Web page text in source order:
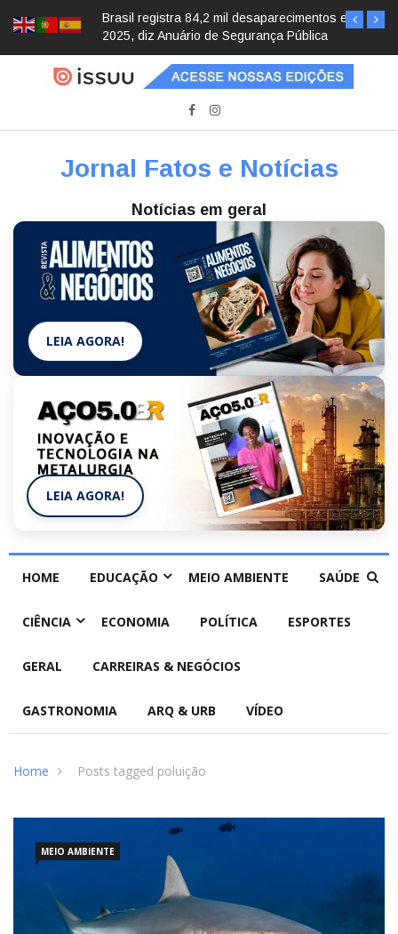
Brasil registra 84,2 mil desaparecimentos em
2025, diz Anuário de Segurança Pública
Jornal Fatos e Notícias
Notícias em geral
LEIA AGORA!
LEIA AGORA!
HOME EDUCAÇÃO MEIO AMBIENTE SAÚDE
CIÊNCIA ECONOMIA POLÍTICA ESPORTES
GERAL CARREIRAS & NEGÓCIOS
GASTRONOMIA ARQ & URB VÍDEO
Home Posts tagged poluição
MEIO AMBIENTE